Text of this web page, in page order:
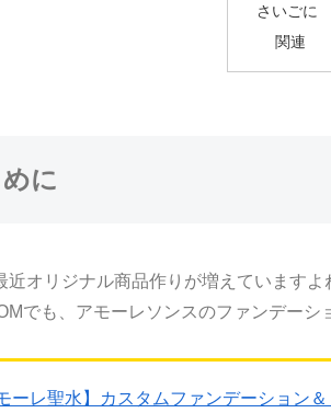
さいごに
関連
に
近オリジナル商品作りが増えていますよ
でも、アモーレソンスのファンデー
ーレ聖水】カスタムファンデーション